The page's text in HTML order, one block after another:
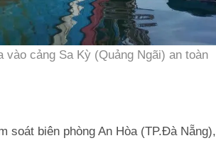
cảng Sa Kỳ (Quảng Ngãi) an toàn
soát biên phòng An Hòa (TP.Đà Nẵng),